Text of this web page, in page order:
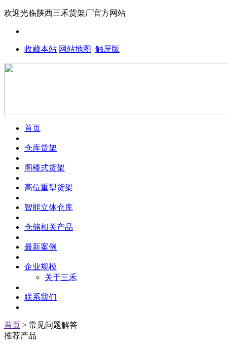
欢迎光临陕西三禾货架厂官方网站
收藏本站 网站地图 触屏版
首页
仓库货架
阁楼式货架
高位重型货架
智能立体仓库
仓储相关产品
最新案例
企业规模
关于三禾
联系我们
首页 > 常见问题解答
推荐产品